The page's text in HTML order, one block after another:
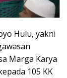
Hulu, yakni
Marga Karya
105 KK